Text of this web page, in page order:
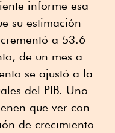
informe esa
su estimación
a 53.6
de un mes a
se ajustó a la
del PIB. Uno
que ver con
de crecimiento